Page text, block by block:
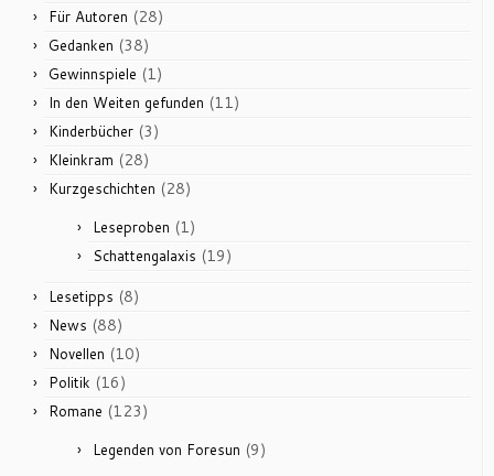
Für Autoren (28)
Gedanken (38)
Gewinnspiele (1)
In den Weiten gefunden (11)
Kinderbücher (3)
Kleinkram (28)
Kurzgeschichten (28)
Leseproben (1)
Schattengalaxis (19)
Lesetipps (8)
News (88)
Novellen (10)
Politik (16)
Romane (123)
Legenden von Foresun (9)